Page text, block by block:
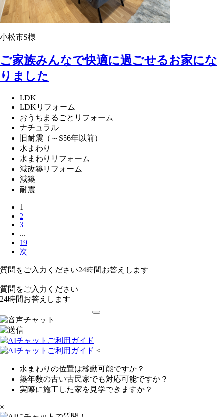
小松市S様
ご家族みんなで快適に過ごせるお家にな
りました
LDK
LDKリフォーム
おうちまるごとリフォーム
ナチュラル
旧耐震（～S56年以前）
水まわり
水まわりリフォーム
減改築リフォーム
減築
耐震
1
2
3
...
19
次
質問をご入力ください24時間お答えします
質問をご入力ください
24時間お答えします
<
水まわりの位置は移動可能ですか？
築年数の古い古民家でも対応可能ですか？
実際に施工した家を見学できますか？
×